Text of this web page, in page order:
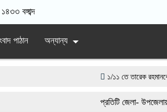
বঙ্গাব্দ
পাঠান অন্যান্য
১/১১ তে তারেক রহমানকে
সরকারের কাজে কোনো গাফিলতি হলে
প্রতিটি জেলা- উপজেলায়